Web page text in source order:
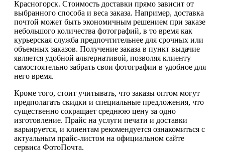
Красногорск. Стоимость доставки прямо зависит от
выбранного способа и веса заказа. Например, доставка
почтой может быть экономичным решением при заказе
небольшого количества фотографий, в то время как
курьерская служба предпочтительнее для срочных или
объемных заказов. Получение заказа в пункт выдачие
является удобной альтернативой, позволяя клиенту
самостоятельно забрать свои фотографии в удобное для
него время.
Кроме того, стоит учитывать, что заказы оптом могут
предполагать скидки и специальные предложения, что
существенно сокращает среднюю цену за одно
изготовление. Прайс на услуги печати и доставки
варьируется, и клиентам рекомендуется ознакомиться с
актуальным прайс-листом на официальном сайте
сервиса ФотоПочта.